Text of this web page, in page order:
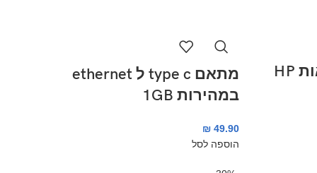
מפצל USB 2.0 ל-4 יציאות HP
מתאם type c ל ethernet
במהירות 1GB
₪ 49.90
הוספה לסל